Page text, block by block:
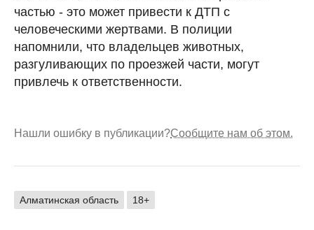
частью - это может привести к ДТП с
человеческими жертвами. В полиции
напомнили, что владельцев животных,
разгуливающих по проезжей части, могут
привлечь к ответственности.
Нашли ошибку в публикации?Сообщите нам об этом.
Алматинская область 18+